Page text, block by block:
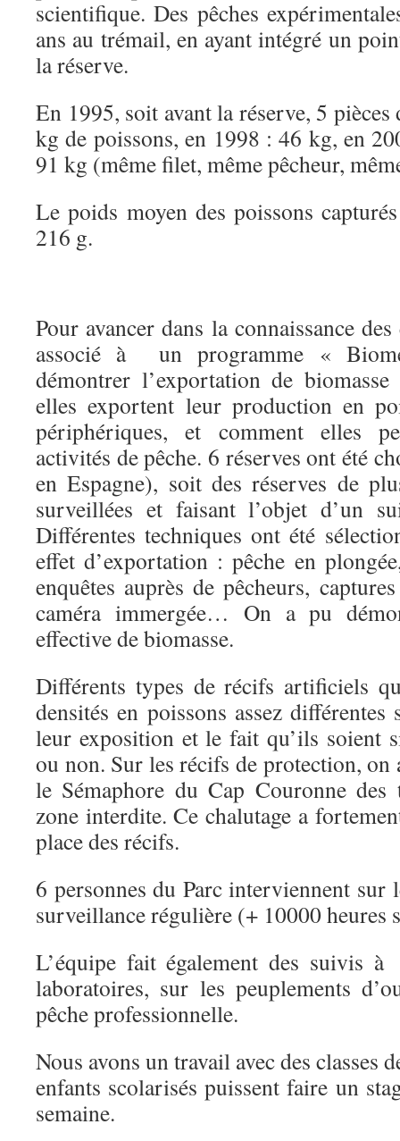
scientifique. Des pêches
ans au trémail, en ayant intégré un
la réserve.
En 1995, soit avant la réserve, 5
kg de poissons, en 1998 : 46 kg, en
91 kg (même filet, même pêcheur,
Le poids moyen des poissons
216 g.
Pour avancer dans la connaissance
associé à un programme «
démontrer l’exportation de
elles exportent leur production en
périphériques, et comment elles
activités de pêche. 6 réserves ont été
en Espagne), soit des réserves de
surveillées et faisant l’objet d’un
Différentes techniques ont été
effet d’exportation : pêche en
enquêtes auprès de pêcheurs,
caméra immergée… On a pu
effective de biomasse.
Différents types de récifs artificiels
densités en poissons assez
leur exposition et le fait qu’ils soient
ou non. Sur les récifs de protection,
le Sémaphore du Cap Couronne des
zone interdite. Ce chalutage a
place des récifs.
6 personnes du Parc interviennent sur
surveillance régulière (+ 10000 heures
L’équipe fait également des suivis
laboratoires, sur les peuplements
pêche professionnelle.
Nous avons un travail avec des classes
enfants scolarisés puissent faire un
semaine.